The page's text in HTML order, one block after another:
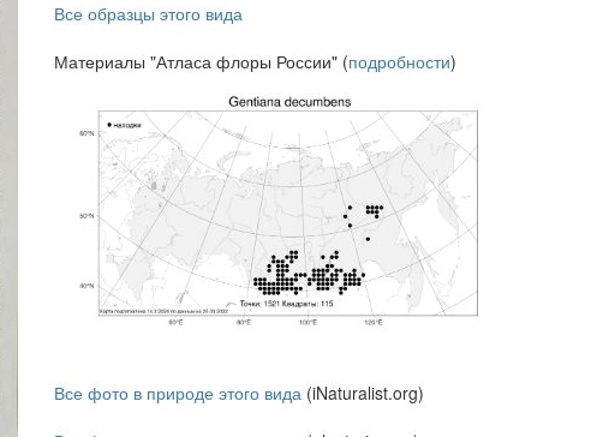
Все образцы этого вида
Материалы "Атласа флоры России" (подробности)
Все фото в природе этого вида (iNaturalist.org)